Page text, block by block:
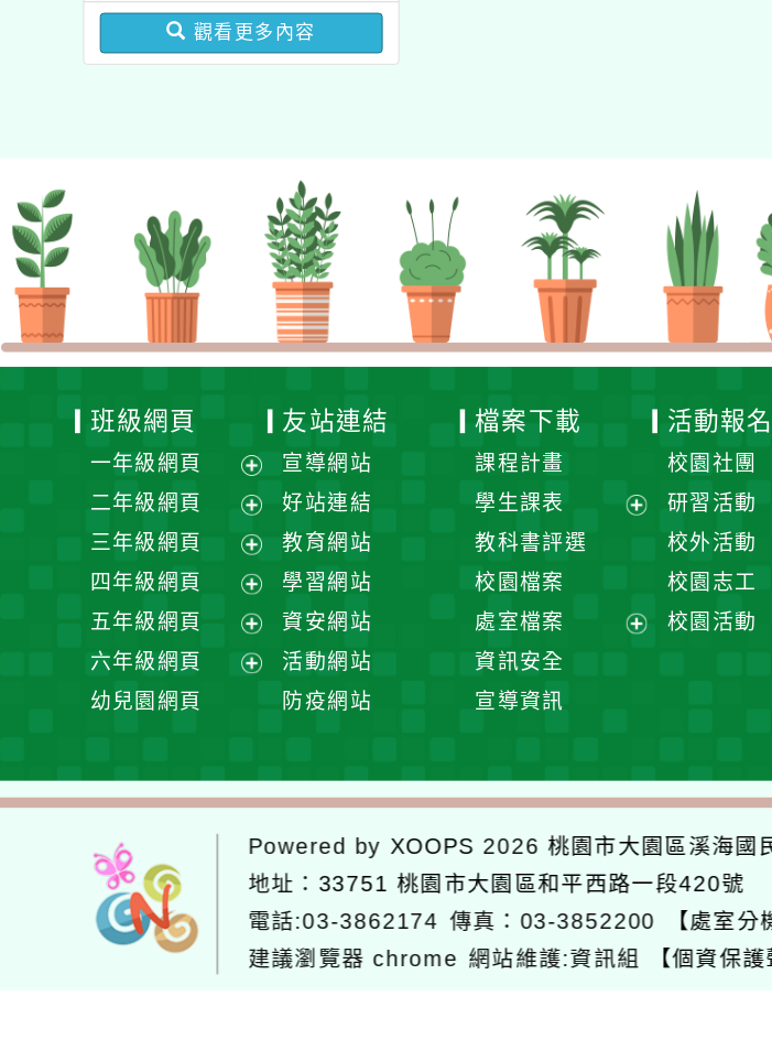
局辦理「115年度教師專
業成長研習實施計畫－夢
觀看更多內容
班級網頁
一年級網頁
展
開
選
單
二年級網頁
展
開
選
單
三年級網頁
展
開
選
單
四年級網頁
展
開
選
五年級網頁
展
開
六年級網頁
單
幼兒園網頁
友站連結
宣導網站
好站連結
教育網站
學習網站
資安網站
活動網站
防疫網站
檔案下載
課程計畫
學生課表
單
教科書評選
校園檔案
處室檔案
資訊安全
宣導資訊
活動報名
校園社團
研習活動
校外活動
校園志工
校園活動
Powered by XOOPS 2026桃園市大園區溪海國
地址： 33751 桃園市大園區和平西路一段420號
電話:03-3862174 傳真：03-3852200
【處室分
建議瀏覽器 chrome 網站維護:資訊組 【個資保護